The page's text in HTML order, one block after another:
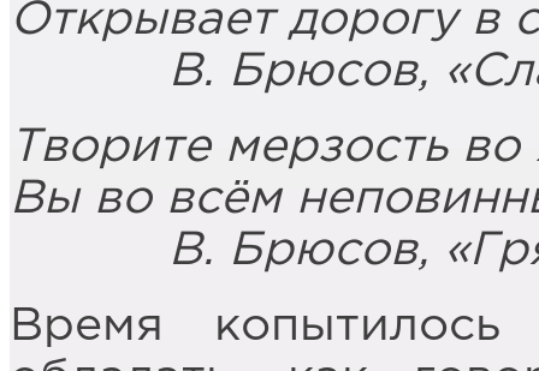
Открывает дорогу в
В. Брюсов,
Творите мерзость
Вы во всём
В. Брюсов,
Время